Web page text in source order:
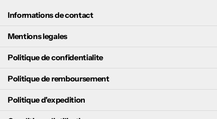
Informations de contact
Mentions legales
Politique de confidentialite
Politique de remboursement
Politique d'expedition